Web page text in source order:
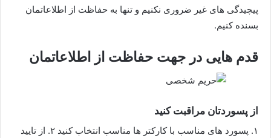
پیچیدگی های غیر ضروری نکنیم و تنها به حفاظت از اطلاعاتمان
بسنده کنیم.
قدم هایی در جهت حفاظت از اطلاعاتمان
از پسوردتان مراقبت کنید
۱. پسورد های مناسب با کارکتر ها مناسب انتخاب کنید ۲. از تایید